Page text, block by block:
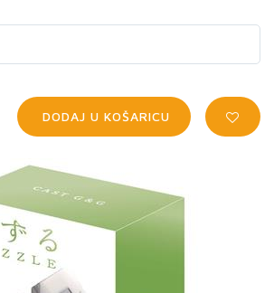
DODAJ U KOŠARICU